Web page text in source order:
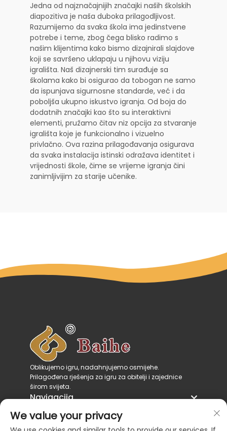
Jedna od najznačajnijih značajki naših školskih
diapozitiva je naša duboka prilagodljivost.
Razumijemo da svaka škola ima jedinstvene
potrebe i teme, zbog čega blisko radimo s
našim klijentima kako bismo dizajnirali slajdove
koji se savršeno uklapaju u njihovu viziju
igrališta. Naš dizajnerski tim surađuje sa
školama kako bi osigurao da tobogan ne samo
da ispunjava sigurnosne standarde, već i da
poboljša ukupno iskustvo igranja. Od boja do
dodatnih značajki kao što su interaktivni
elementi, pružamo čitav niz opcija za stvaranje
igrališta koje je funkcionalno i vizuelno
privlačno. Ova razina prilagođavanja osigurava
da svaka instalacija istinski odražava identitet i
vrijednosti škole, čime se vrijeme igranja čini
zanimljivijim za starije učenike.
Oblikujemo igru, nadahnjujemo osmijehe.
Prilagođena rješenja za igru za obitelji i zajednice
širom svijeta.
Navigacija
Kategorije proizvoda
Kontaktirajte nas
We value your privacy